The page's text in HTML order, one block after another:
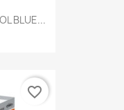
BLUE...
favorite_border